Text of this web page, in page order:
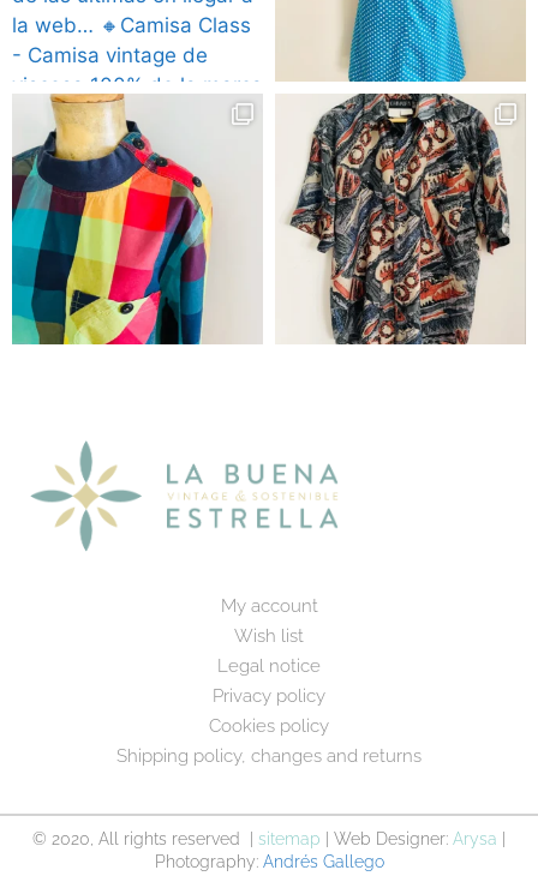
My account
Wish list
Legal notice
Privacy policy
Cookies policy
Shipping policy, changes and returns
© 2020, All rights reserved | sitemap | Web Designer: Arysa
Photography: Andrés Gallego